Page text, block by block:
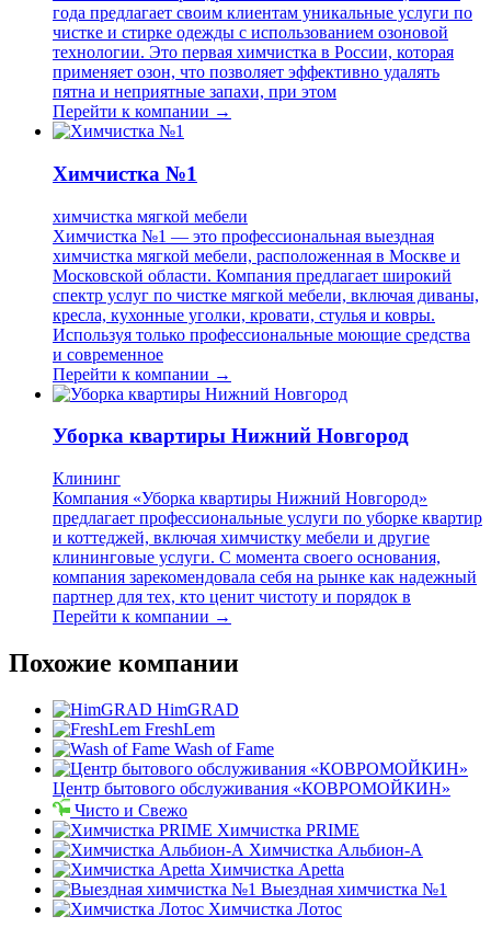
года предлагает своим клиентам уникальные услуги по
чистке и стирке одежды с использованием озоновой
технологии. Это первая химчистка в России, которая
применяет озон, что позволяет эффективно удалять
пятна и неприятные запахи, при этом
Перейти к компании →
Химчистка №1
химчистка мягкой мебели
Химчистка №1 — это профессиональная выездная
химчистка мягкой мебели, расположенная в Москве и
Московской области. Компания предлагает широкий
спектр услуг по чистке мягкой мебели, включая диваны,
кресла, кухонные уголки, кровати, стулья и ковры.
Используя только профессиональные моющие средства
и современное
Перейти к компании →
Уборка квартиры Нижний Новгород
Клининг
Компания «Уборка квартиры Нижний Новгород»
предлагает профессиональные услуги по уборке квартир
и коттеджей, включая химчистку мебели и другие
клининговые услуги. С момента своего основания,
компания зарекомендовала себя на рынке как надежный
партнер для тех, кто ценит чистоту и порядок в
Перейти к компании →
Похожие компании
HimGRAD
FreshLem
Wash of Fame
Центр бытового обслуживания «КОВРОМОЙКИН»
Чисто и Свежо
Химчистка PRIME
Химчистка Альбион-А
Химчистка Apetta
Выездная химчистка №1
Химчистка Лотос